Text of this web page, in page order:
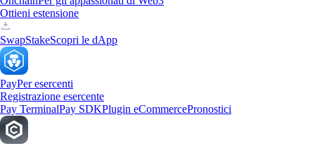
Ottieni estensione
SwapStakeScopri le dApp
PayPer esercenti
Registrazione esercente
Pay TerminalPay SDKPlugin eCommercePronostici